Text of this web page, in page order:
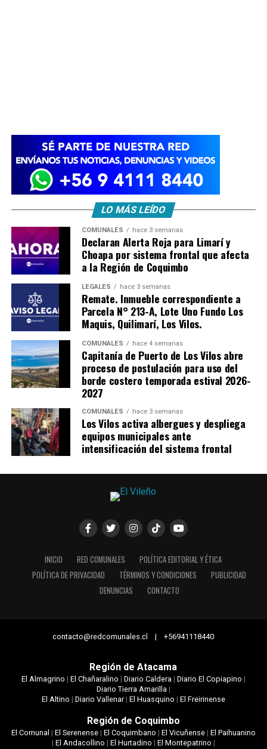
LO MÁS LEÍDO
COMUNALES hace 3 semanas
Declaran Alerta Roja para Limarí y
Choapa por sistema frontal que afecta
a la Región de Coquimbo
LEGALES hace 3 semanas
Remate. Inmueble correspondiente a
Parcela N° 213-A, Lote Uno Fundo Los
Maquis, Quilimarí, Los Vilos.
COMUNALES hace 4 semanas
Capitanía de Puerto de Los Vilos abre
proceso de postulación para uso del
borde costero temporada estival 2026-
2027
COMUNALES hace 3 semanas
Los Vilos activa albergues y despliega
equipos municipales ante
intensificación del sistema frontal
INICIO RED COMUNALES
POLÍTICA EDITORIAL Y ÉTICA
POLÍTICA DE PRIVACIDAD
TÉRMINOS Y CONDICIONES
PUBLICIDAD
DENUNCIAS
CONTACTO
contacto@redcomunales.cl | +56941118440
Región de Atacama
El Almagrino | El Chañaralino | Diario Caldera| Diario El Copiapino |
Diario Tierra Amarilla|
El Altino | Diario Vallenar| El Huasquino | El Freirinense
Región de Coquimbo
El Comunal | El Serenense| El Coquimbano | El Vicuñense| El Paihuanino
| El Andacollino | El Hurtadino | El Montepatrino |